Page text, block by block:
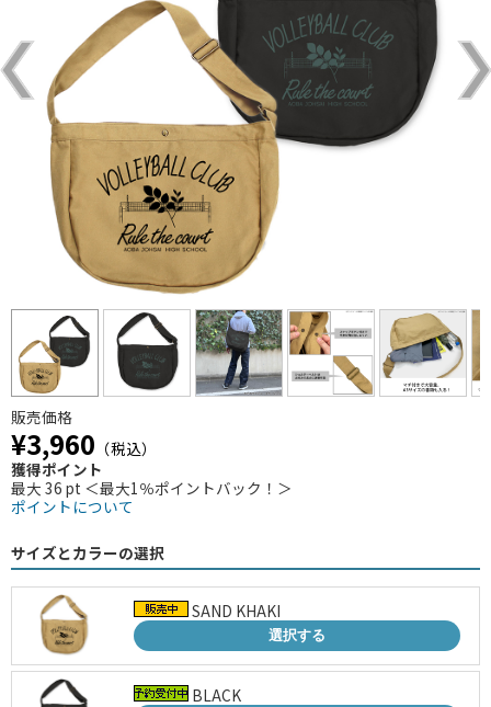
販売価格
¥3,960 （税込）
獲得ポイント
最大 36 pt ＜最大1％ポイントバック！＞
ポイントについて
サイズとカラーの選択
SAND KHAKI
選択する
BLACK